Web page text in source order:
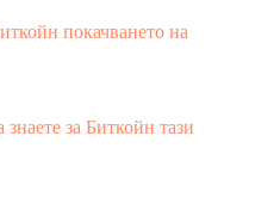
покачването на
за Биткойн тази